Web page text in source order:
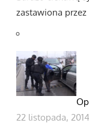
zastawiona
22 listopada, 2014